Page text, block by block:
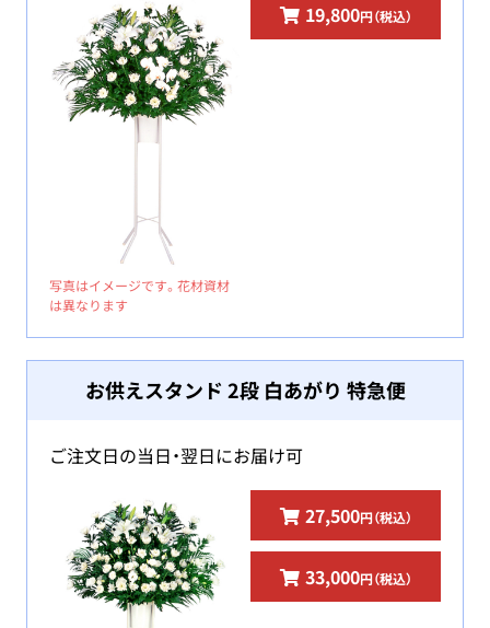
写真はイメージです。花材資材
は異なります
19,800円（税込）
お供えスタンド 2段 白あがり 特急便
ご注文日の当日・翌日にお届け可
27,500円（税込）
33,000円（税込）